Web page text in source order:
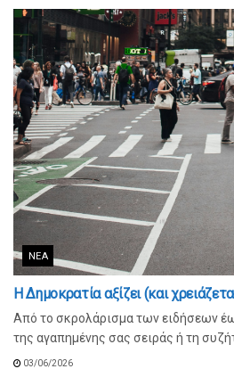
ΝΈΑ
Η Δημοκρατία αξίζει (και
Από το σκρολάρισμα των ειδήσεων
της αγαπημένης σας σειράς ή τη
03/06/2026